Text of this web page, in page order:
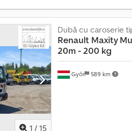
1 / 15
Győr 589 km
Dubă cu caroserie
Renault Maxity
20m - 200 kg
V
â
n
z
a
r